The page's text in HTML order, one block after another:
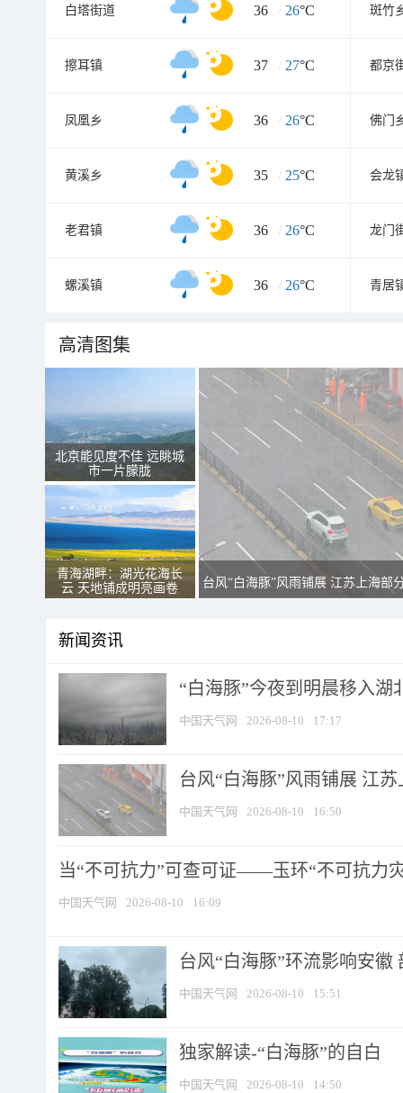
白塔街道 36 / 26°C 斑竹
擦耳镇 37 / 27°C 都京
凤凰乡 36 / 26°C 佛门
黄溪乡 35 / 25°C 会龙
老君镇 36 / 26°C 龙门
螺溪镇 36 / 26°C 青居
高清图集
北京能见度不佳 远眺城
市一片朦胧
青海湖畔：湖光花海长
云 天地铺成明亮画卷
台风“白海豚”风雨铺展 江苏上海部
新闻资讯
“白海豚”今夜到明晨移入湖
中国天气网 2026-08-10 17:17
台风“白海豚”风雨铺展 江
中国天气网 2026-08-10 16:50
当“不可抗力”可查可证——玉环“不可抗力
中国天气网 2026-08-10 16:09
台风“白海豚”环流影响安
中国天气网 2026-08-10 15:51
​独家解读-“白海豚”的自白
中国天气网 2026-08-10 14:50